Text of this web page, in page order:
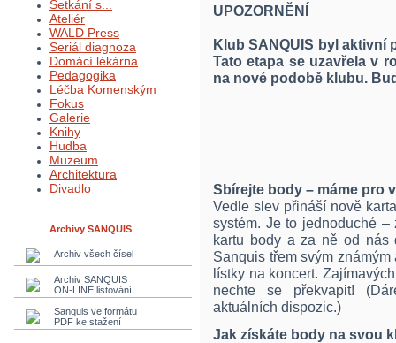
Setkání s...
Ateliér
WALD Press
Seriál diagnoza
Domácí lékárna
Pedagogika
Léčba Komenským
Fokus
Galerie
Knihy
Hudba
Muzeum
Architektura
Divadlo
Archivy SANQUIS
Archiv všech čísel
Archiv SANQUIS
ON-LINE listování
Sanquis ve formátu
PDF ke stažení
UPOZORNĚNÍ
Klub SANQUIS byl aktivní
Tato etapa se uzavřela v
na nové podobě klubu.
Sbírejte body – máme pro
Vedle slev přináší nově
systém. Je to jednoduché
kartu body a za ně od nás
Sanquis třem svým
lístky na koncert.
nechte se překvapit!
aktuálních dispozic.)
Jak získáte body na svou